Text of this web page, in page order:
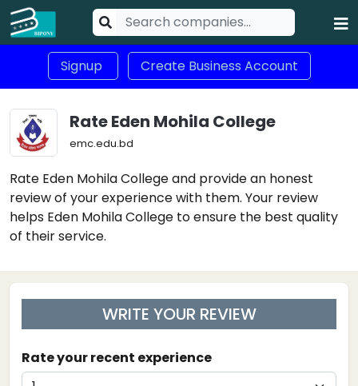
Signup Create Business Account
Rate Eden Mohila College
emc.edu.bd
Rate Eden Mohila College and provide an honest
review of your experience with them. Your review
helps Eden Mohila College to ensure the best quality
of their service.
WRITE YOUR REVIEW
Rate your recent experience